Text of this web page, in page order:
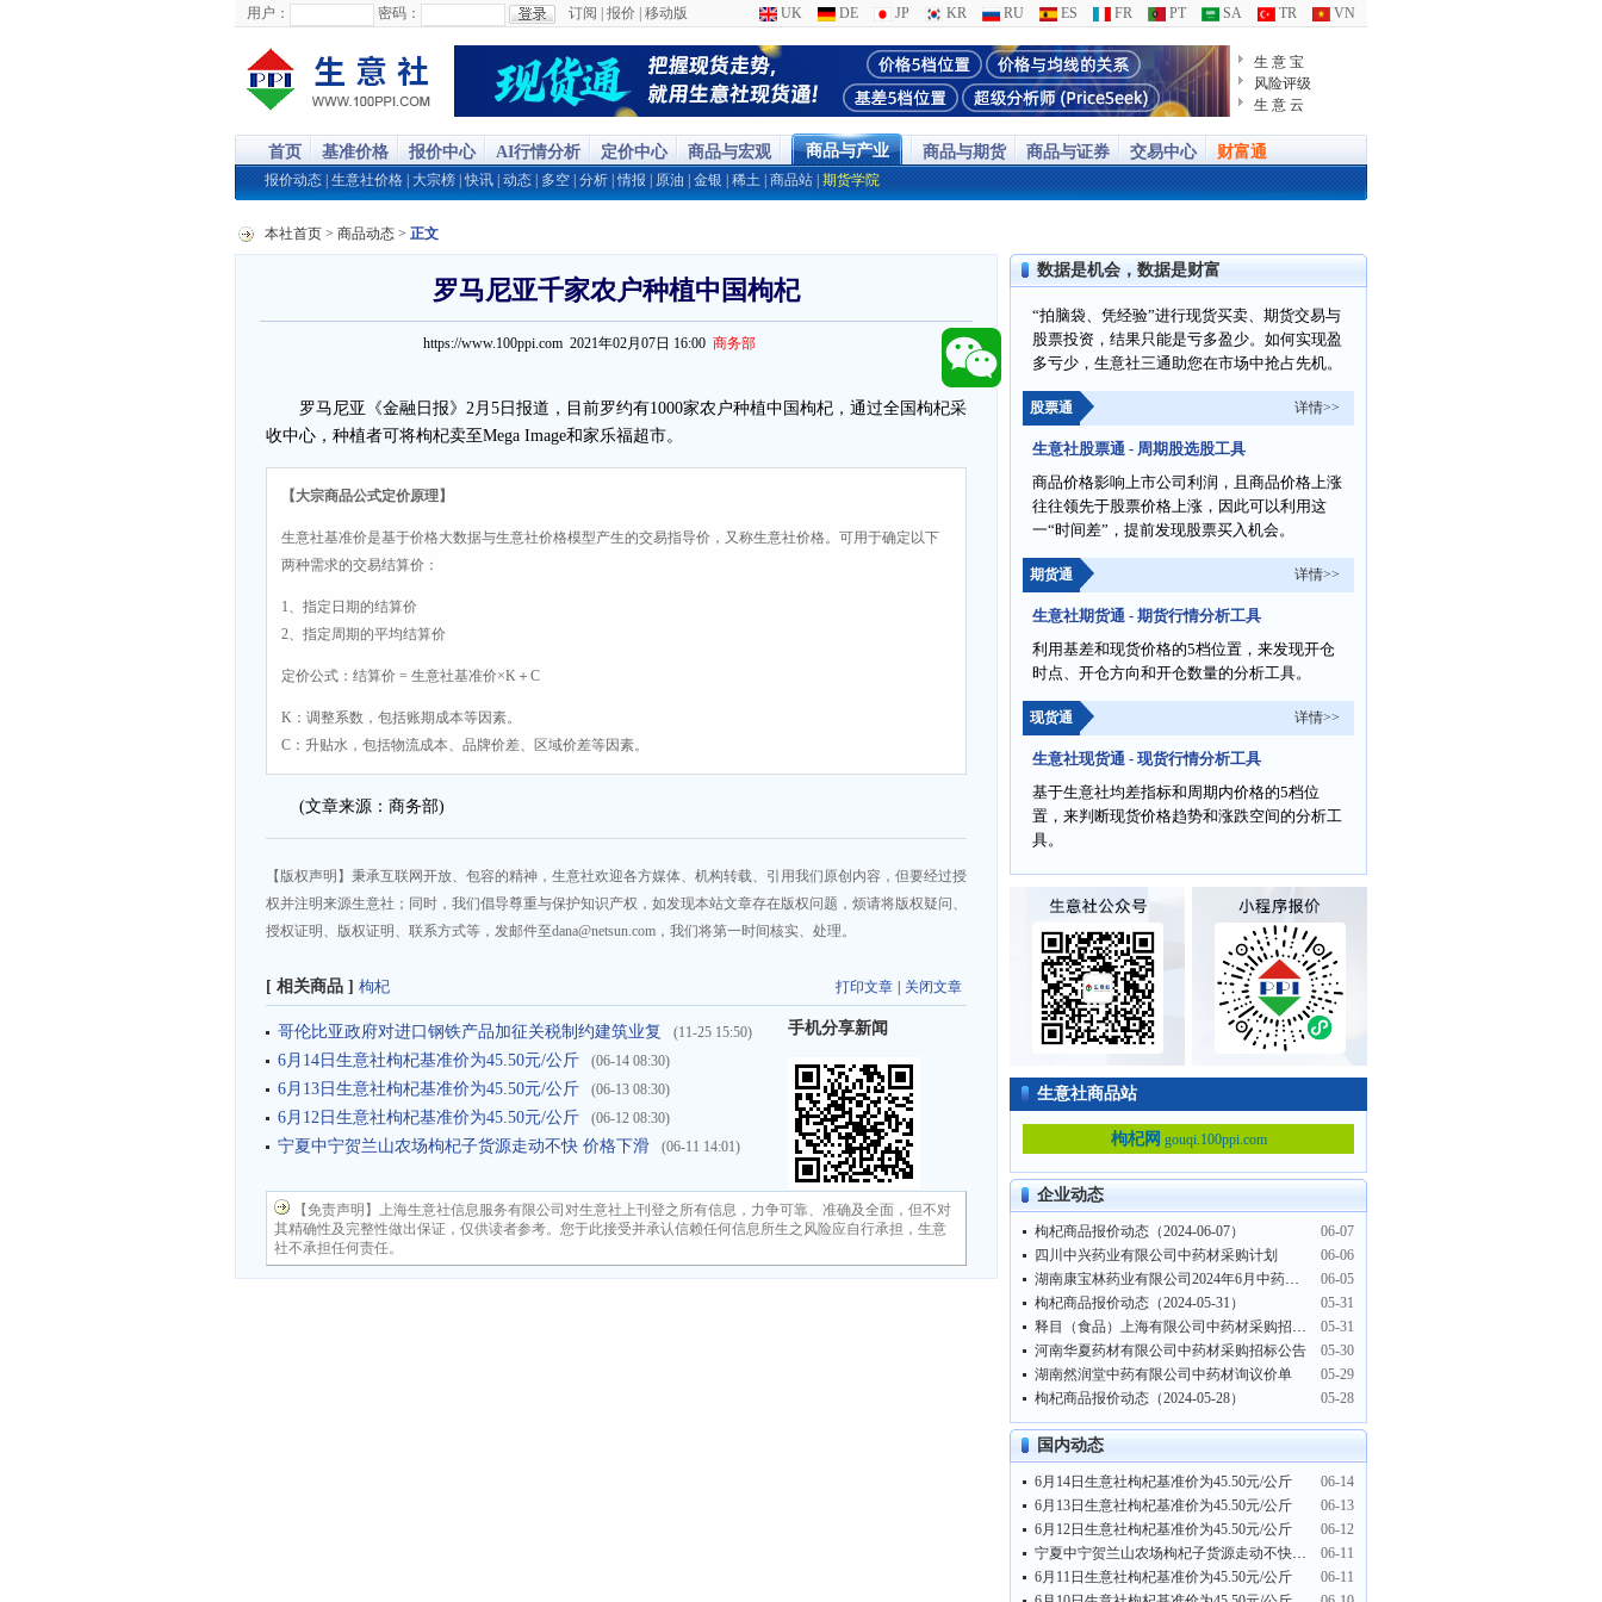
用户： 密码： 订阅 报价 移动版 UK DE JP KR RU ES FR PT SA TR VN
生 意 宝
风险评级
生 意 云
首页 基准价格 报价中心 AI行情分析 定价中心 商品与宏观 商品与产业 商品与期货 商品与证券 交易中心 财富通
报价动态 生意社价格 大宗榜 |快讯 动态 多空 分析 |情报 原油 金银 稀土 商品站 期货学院
本社首页 > 商品动态 > 正文
罗马尼亚千家农户种植中国枸杞
https://www.100ppi.com 2021年02月07日 16:00 商务部
罗马尼亚《金融日报》2月5日报道，目前罗约有1000家农户种植中国枸杞，通过全国枸杞采
收中心，种植者可将枸杞卖至Mega Image和家乐福超市。
【大宗商品公式定价原理】
生意社基准价是基于价格大数据与生意社价格模型产生的交易指导价，又称生意社价格。可用于确定以下
两种需求的交易结算价：
1、指定日期的结算价
2、指定周期的平均结算价
定价公式：结算价 = 生意社基准价×K＋C
K：调整系数，包括账期成本等因素。
C：升贴水，包括物流成本、品牌价差、区域价差等因素。
(文章来源：商务部)
【版权声明】秉承互联网开放、包容的精神，生意社欢迎各方媒体、机构转载、引用我们原创内容，但要经过授
权并注明来源生意社；同时，我们倡导尊重与保护知识产权，如发现本站文章存在版权问题，烦请将版权疑问、
授权证明、版权证明、联系方式等，发邮件至dana@netsun.com，我们将第一时间核实、处理。
打印文章 关闭文章
[ 相关商品 ] 枸杞
哥伦比亚政府对进口钢铁产品加征关税制约建筑业复 (11-25 15:50)
6月14日生意社枸杞基准价为45.50元/公斤 (06-14 08:30)
6月13日生意社枸杞基准价为45.50元/公斤 (06-13 08:30)
6月12日生意社枸杞基准价为45.50元/公斤 (06-12 08:30)
宁夏中宁贺兰山农场枸杞子货源走动不快 价格下滑 (06-11 14:01)
手机分享新闻
【免责声明】上海生意社信息服务有限公司对生意社上刊登之所有信息，力争可靠、准确及全面，但不对
其精确性及完整性做出保证，仅供读者参考。您于此接受并承认信赖任何信息所生之风险应自行承担，生意
社不承担任何责任。
数据是机会，数据是财富
“拍脑袋、凭经验”进行现货买卖、期货交易与
股票投资，结果只能是亏多盈少。如何实现盈
多亏少，生意社三通助您在市场中抢占先机。
股票通 详情>>
生意社股票通 - 周期股选股工具
商品价格影响上市公司利润，且商品价格上涨
往往领先于股票价格上涨，因此可以利用这
一“时间差”，提前发现股票买入机会。
期货通 详情>>
生意社期货通 - 期货行情分析工具
利用基差和现货价格的5档位置，来发现开仓
时点、开仓方向和开仓数量的分析工具。
现货通 详情>>
生意社现货通 - 现货行情分析工具
基于生意社均差指标和周期内价格的5档位
置，来判断现货价格趋势和涨跌空间的分析工
具。
生意社商品站
枸杞网 gouqi.100ppi.com
企业动态
枸杞商品报价动态（2024-06-07）
06-07
四川中兴药业有限公司中药材采购计划
06-06
湖南康宝林药业有限公司2024年6月中药材采购公告
06-05
枸杞商品报价动态（2024-05-31）
05-31
释目（食品）上海有限公司中药材采购招标公告
05-31
河南华夏药材有限公司中药材采购招标公告
05-30
湖南然润堂中药有限公司中药材询议价单
05-29
枸杞商品报价动态（2024-05-28）
05-28
国内动态
6月14日生意社枸杞基准价为45.50元/公斤
06-14
6月13日生意社枸杞基准价为45.50元/公斤
06-13
6月12日生意社枸杞基准价为45.50元/公斤
06-12
宁夏中宁贺兰山农场枸杞子货源走动不快 价格下滑
06-11
6月11日生意社枸杞基准价为45.50元/公斤
06-11